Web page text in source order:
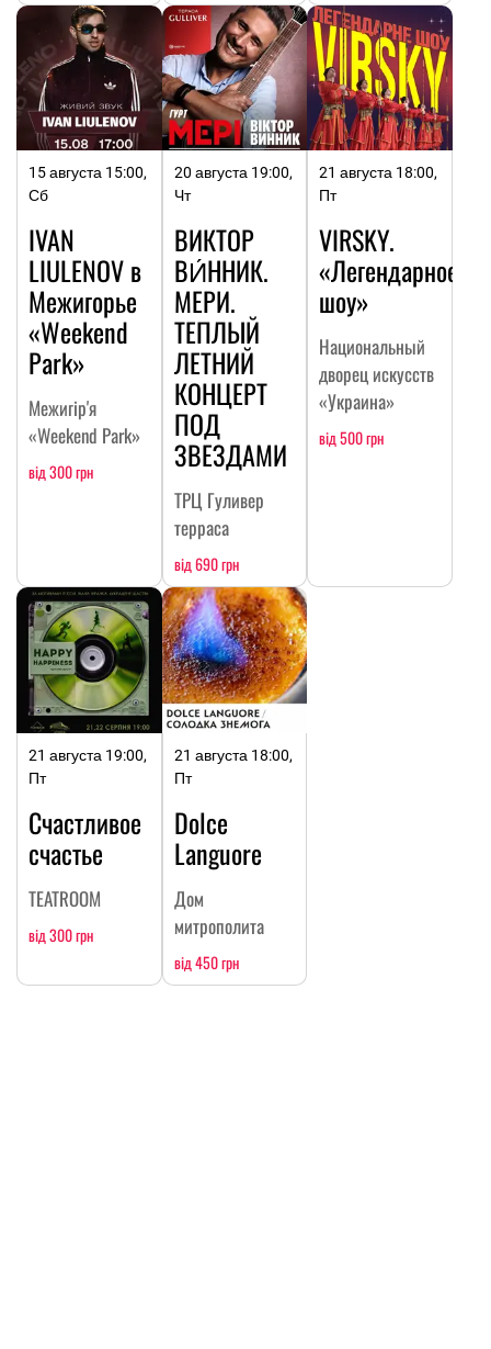
15 августа 15:00,
Сб
IVAN
LIULENOV в
Межигорье
«Weekend
Park»
Межигір'я
«Weekend Park»
від 300 грн
20 августа 19:00,
Чт
ВИКТОР
ВИ́ННИК.
МЕРИ.
ТЕПЛЫЙ
ЛЕТНИЙ
КОНЦЕРТ
ПОД
ЗВЕЗДАМИ
ТРЦ Гуливер
терраса
від 690 грн
21 августа 18:00,
Пт
VIRSKY.
«Легендарное
шоу»
Национальный
дворец искусств
«Украина»
від 500 грн
21 августа 19:00,
Пт
Счастливое
счастье
TEATROOM
від 300 грн
21 августа 18:00,
Пт
Dolce
Languore
Дом
митрополита
від 450 грн